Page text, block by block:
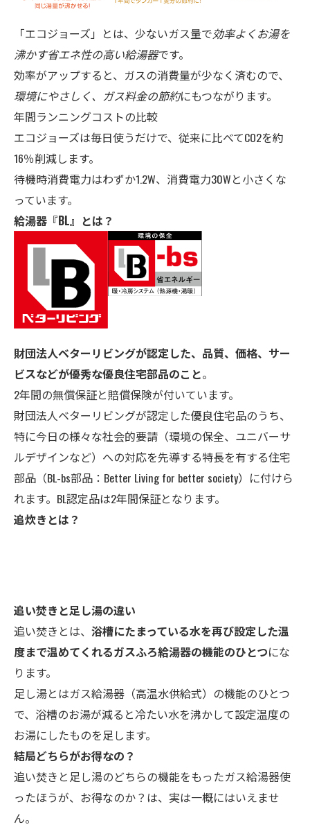
「エコジョーズ」とは、少ないガス量で効率よくお湯を
沸かす省エネ性の高い給湯器です。
効率がアップすると、ガスの消費量が少なく済むので、
環境にやさしく、ガス料金の節約にもつながります。
年間ランニングコストの比較
エコジョーズは毎日使うだけで、従来に比べてCO2を約
16％削減します。
待機時消費電力はわずか1.2W、消費電力30Wと小さくな
っています。
給湯器『BL』とは？
財団法人ベターリビングが認定した、品質、価格、サー
ビスなどが優秀な優良住宅部品のこと。
2年間の無償保証と賠償保険が付いています。
財団法人ベターリビングが認定した優良住宅品のうち、
特に今日の様々な社会的要請（環境の保全、ユニバーサ
ルデザインなど）への対応を先導する特長を有する住宅
部品（BL-bs部品：Better Living for better society）に付けら
れます。BL認定品は2年間保証となります。
追炊きとは？
追い焚きと足し湯の違い
追い焚きとは、 浴槽にたまっている水を再び設定した温
度まで温めてくれるガスふろ給湯器の機能のひとつにな
ります。
足し湯とはガス給湯器（高温水供給式）の機能のひとつ
で、浴槽のお湯が減ると冷たい水を沸かして設定温度の
お湯にしたものを足します。
結局どちらがお得なの？
追い焚きと足し湯のどちらの機能をもったガス給湯器使
ったほうが、お得なのか？は、実は一概にはいえませ
ん。